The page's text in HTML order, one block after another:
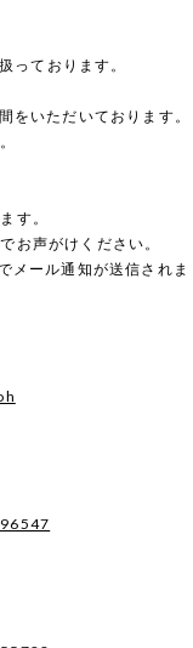
ております。
をいただいております。
す。
お声がけください。
メール通知が送信されま